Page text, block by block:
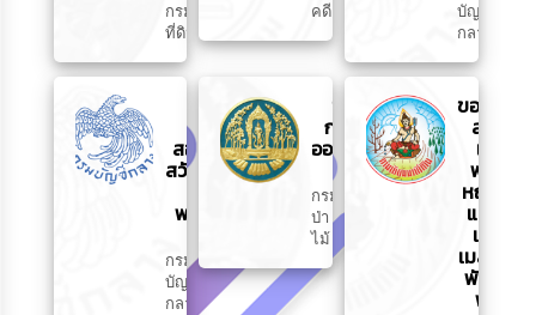
กรม
ที่ดิน
คดี
บัญชี
กลาง
ระบบ
ตรวจ
สอบสิทธิ
สวัสดิการ
พยาบาล
กรม
บัญชี
กลาง
ขอรับ
กล้าไม้
ออนไลน์
กรม
ป่า
ไม้
ขอรับ
สาร
เร่ง
พด.
หญ้า
แฝก
และ
เมล็ด
พันธุ์
พืช